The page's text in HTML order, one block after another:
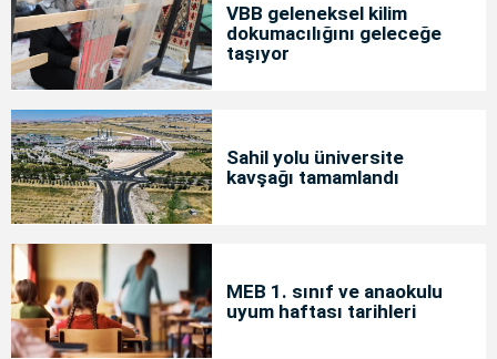
VBB geleneksel kilim
dokumacılığını geleceğe
taşıyor
Sahil yolu üniversite
kavşağı tamamlandı
MEB 1. sınıf ve anaokulu
uyum haftası tarihleri